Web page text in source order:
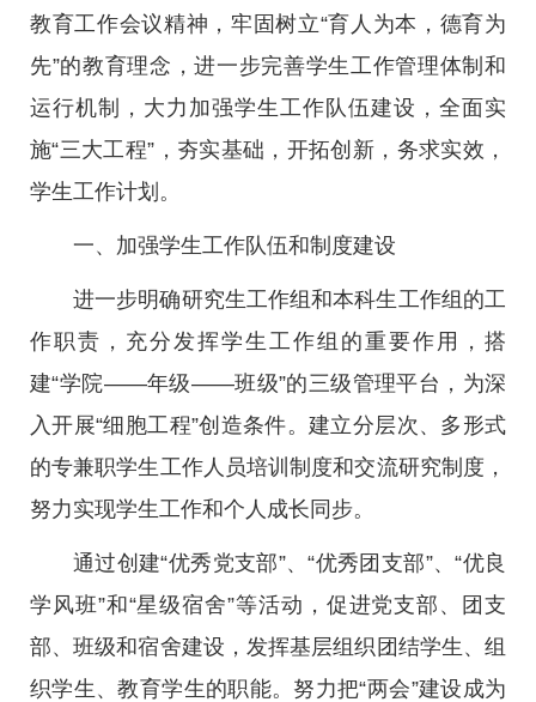
教育工作会议精神，牢固树立“育人为本，德育为
先”的教育理念，进一步完善学生工作管理体制和
运行机制，大力加强学生工作队伍建设，全面实
施“三大工程”，夯实基础，开拓创新，务求实效，
学生工作计划。
一、加强学生工作队伍和制度建设
进一步明确研究生工作组和本科生工作组的工
作职责，充分发挥学生工作组的重要作用，搭
建“学院——年级——班级”的三级管理平台，为深
入开展“细胞工程”创造条件。建立分层次、多形式
的专兼职学生工作人员培训制度和交流研究制度，
努力实现学生工作和个人成长同步。
通过创建“优秀党支部”、“优秀团支部”、“优良
学风班”和“星级宿舍”等活动，促进党支部、团支
部、班级和宿舍建设，发挥基层组织团结学生、组
织学生、教育学生的职能。努力把“两会”建设成为